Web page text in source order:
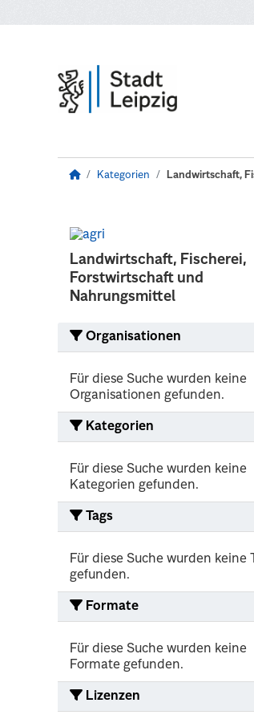
Kategorien Landwirtschaft,
Landwirtschaft, Fischerei,
Forstwirtschaft und
Nahrungsmittel
Organisationen
Für diese Suche wurden keine
Organisationen gefunden.
Kategorien
Für diese Suche wurden keine
Kategorien gefunden.
Tags
Für diese Suche wurden keine
gefunden.
Formate
Für diese Suche wurden keine
Formate gefunden.
Lizenzen